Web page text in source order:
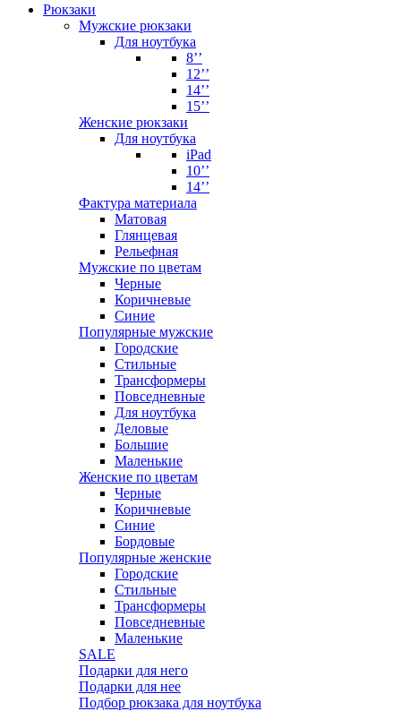
Рюкзаки
Мужские рюкзаки
Для ноутбука
8’’
12’’
14’’
15’’
Женские рюкзаки
Для ноутбука
iPad
10’’
14’’
Фактура материала
Матовая
Глянцевая
Рельефная
Мужские по цветам
Черные
Коричневые
Синие
Популярные мужские
Городские
Стильные
Трансформеры
Повседневные
Для ноутбука
Деловые
Большие
Маленькие
Женские по цветам
Черные
Коричневые
Синие
Бордовые
Популярные женские
Городские
Стильные
Трансформеры
Повседневные
Маленькие
SALE
Подарки для него
Подарки для нее
Подбор рюкзака для ноутбука